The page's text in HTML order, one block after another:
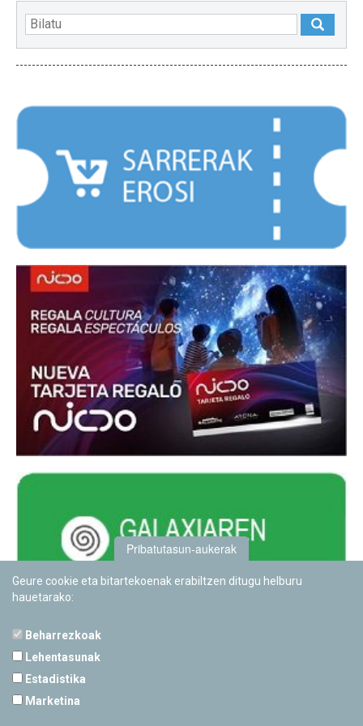
Pribatutasun-aukerak
Geure cookie eta bitartekoenak erabiltzen ditugu helburu
hauetarako:
Beharrezkoak
Lehentasunak
Estadistika
Marketina